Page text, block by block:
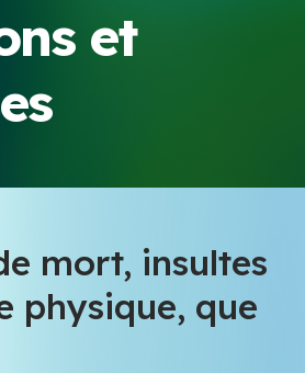
couple
mort, insultes
physique, que